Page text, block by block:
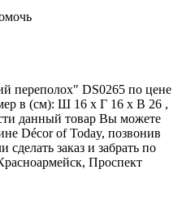
переполох" DS0265 по цене
в (см): Ш 16 x Г 16 x В 26 ,
данный товар Вы можете
Décor of Today, позвонив
заказ и забрать по
Проспект